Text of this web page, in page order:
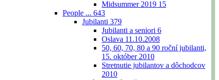
Midsummer 2019 15
People ... 643
Jubilanti 379
Jubilanti a seniori 6
Oslava 11.10.2008
50, 60, 70, 80 a 90 roční jubilanti,
15. október 2010
Stretnutie jubilantov a dôchodcov
2010